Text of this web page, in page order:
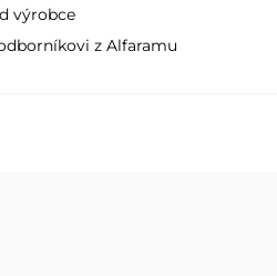
výrobce
z Alfaramu